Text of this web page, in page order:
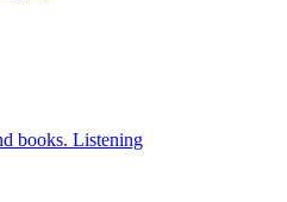
books. Listening